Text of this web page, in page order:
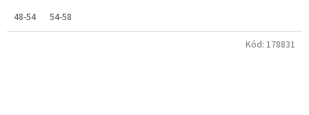
48-54 54-58
Kód: 178831